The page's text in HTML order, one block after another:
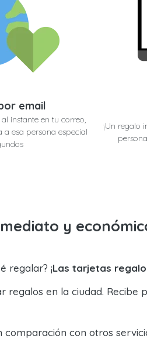
email
instante en tu correo,
a esa persona especial
¡Un regalo
y
regalar? ¡Las tarjetas
regalos en la ciudad. Recibe
comparación con otros